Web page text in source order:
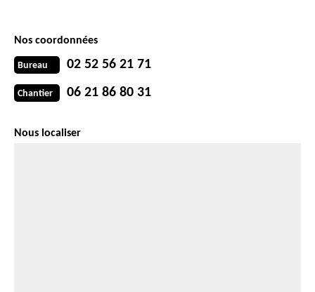
Nos coordonnées
Bureau 02 52 56 21 71
Chantier 06 21 86 80 31
Nous localiser